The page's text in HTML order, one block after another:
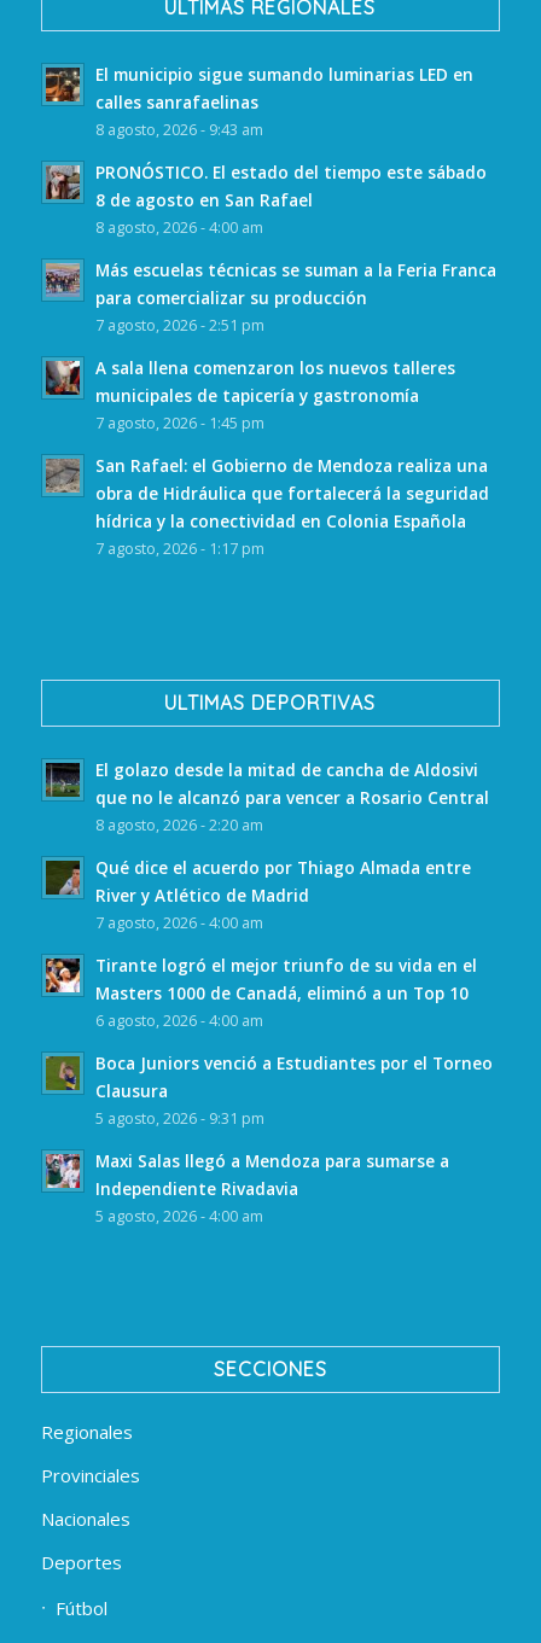
ULTIMAS REGIONALES
El municipio sigue sumando luminarias LED en
calles sanrafaelinas
8 agosto, 2026 - 9:43 am
PRONÓSTICO. El estado del tiempo este sábado
8 de agosto en San Rafael
8 agosto, 2026 - 4:00 am
Más escuelas técnicas se suman a la Feria Franca
para comercializar su producción
7 agosto, 2026 - 2:51 pm
A sala llena comenzaron los nuevos talleres
municipales de tapicería y gastronomía
7 agosto, 2026 - 1:45 pm
San Rafael: el Gobierno de Mendoza realiza una
obra de Hidráulica que fortalecerá la seguridad
hídrica y la conectividad en Colonia Española
7 agosto, 2026 - 1:17 pm
ULTIMAS DEPORTIVAS
El golazo desde la mitad de cancha de Aldosivi
que no le alcanzó para vencer a Rosario Central
8 agosto, 2026 - 2:20 am
Qué dice el acuerdo por Thiago Almada entre
River y Atlético de Madrid
7 agosto, 2026 - 4:00 am
Tirante logró el mejor triunfo de su vida en el
Masters 1000 de Canadá, eliminó a un Top 10
6 agosto, 2026 - 4:00 am
Boca Juniors venció a Estudiantes por el Torneo
Clausura
5 agosto, 2026 - 9:31 pm
Maxi Salas llegó a Mendoza para sumarse a
Independiente Rivadavia
5 agosto, 2026 - 4:00 am
SECCIONES
Regionales
Provinciales
Nacionales
Deportes
Fútbol